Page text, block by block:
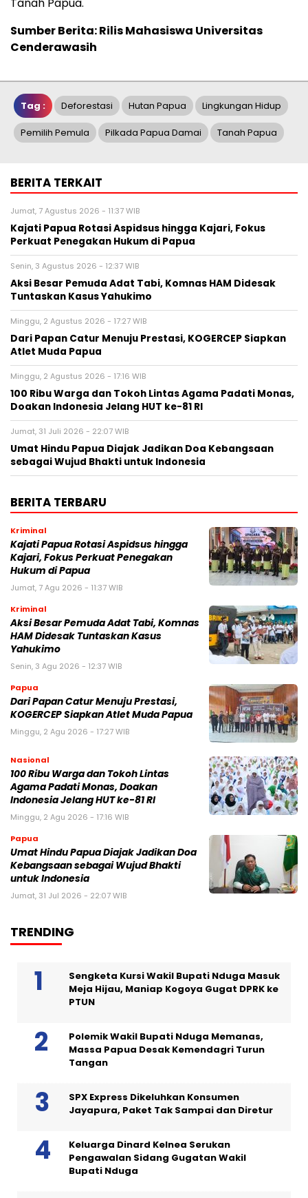
Tanah Papua.
Sumber Berita: Rilis Mahasiswa Universitas
Cenderawasih
Tag : Deforestasi Hutan Papua Lingkungan Hidup
Pemilih Pemula Pilkada Papua Damai Tanah Papua
BERITA TERKAIT
Jumat, 7 Agustus 2026 - 11:37 WIB
Kajati Papua Rotasi Aspidsus hingga Kajari, Fokus
Perkuat Penegakan Hukum di Papua
Senin, 3 Agustus 2026 - 12:37 WIB
Aksi Besar Pemuda Adat Tabi, Komnas HAM Didesak
Tuntaskan Kasus Yahukimo
Minggu, 2 Agustus 2026 - 17:27 WIB
Dari Papan Catur Menuju Prestasi, KOGERCEP Siapkan
Atlet Muda Papua
Minggu, 2 Agustus 2026 - 17:16 WIB
100 Ribu Warga dan Tokoh Lintas Agama Padati Monas,
Doakan Indonesia Jelang HUT ke-81 RI
Jumat, 31 Juli 2026 - 22:07 WIB
Umat Hindu Papua Diajak Jadikan Doa Kebangsaan
sebagai Wujud Bhakti untuk Indonesia
BERITA TERBARU
Kriminal
Kajati Papua Rotasi Aspidsus hingga
Kajari, Fokus Perkuat Penegakan
Hukum di Papua
Jumat, 7 Agu 2026 - 11:37 WIB
Kriminal
Aksi Besar Pemuda Adat Tabi, Komnas
HAM Didesak Tuntaskan Kasus
Yahukimo
Senin, 3 Agu 2026 - 12:37 WIB
Papua
Dari Papan Catur Menuju Prestasi,
KOGERCEP Siapkan Atlet Muda Papua
Minggu, 2 Agu 2026 - 17:27 WIB
Nasional
100 Ribu Warga dan Tokoh Lintas
Agama Padati Monas, Doakan
Indonesia Jelang HUT ke-81 RI
Minggu, 2 Agu 2026 - 17:16 WIB
Papua
Umat Hindu Papua Diajak Jadikan Doa
Kebangsaan sebagai Wujud Bhakti
untuk Indonesia
Jumat, 31 Jul 2026 - 22:07 WIB
TRENDING
Sengketa Kursi Wakil Bupati Nduga Masuk
Meja Hijau, Maniap Kogoya Gugat DPRK ke
PTUN
Polemik Wakil Bupati Nduga Memanas,
Massa Papua Desak Kemendagri Turun
Tangan
SPX Express Dikeluhkan Konsumen
Jayapura, Paket Tak Sampai dan Diretur
Keluarga Dinard Kelnea Serukan
Pengawalan Sidang Gugatan Wakil
Bupati Nduga